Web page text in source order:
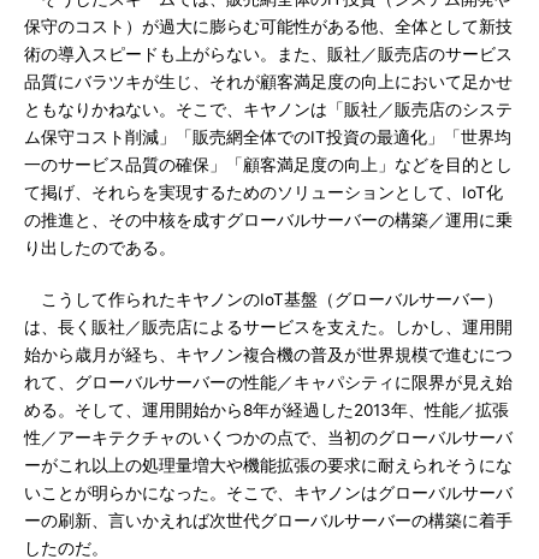
保守のコスト）が過大に膨らむ可能性がある他、全体として新技
術の導入スピードも上がらない。また、販社／販売店のサービス
品質にバラツキが生じ、それが顧客満足度の向上において足かせ
ともなりかねない。そこで、キヤノンは「販社／販売店のシステ
ム保守コスト削減」「販売網全体でのIT投資の最適化」「世界均
一のサービス品質の確保」「顧客満足度の向上」などを目的とし
て掲げ、それらを実現するためのソリューションとして、IoT化
の推進と、その中核を成すグローバルサーバーの構築／運用に乗
り出したのである。
こうして作られたキヤノンのIoT基盤（グローバルサーバー）
は、長く販社／販売店によるサービスを支えた。しかし、運用開
始から歳月が経ち、キヤノン複合機の普及が世界規模で進むにつ
れて、グローバルサーバーの性能／キャパシティに限界が見え始
める。そして、運用開始から8年が経過した2013年、性能／拡張
性／アーキテクチャのいくつかの点で、当初のグローバルサーバ
ーがこれ以上の処理量増大や機能拡張の要求に耐えられそうにな
いことが明らかになった。そこで、キヤノンはグローバルサーバ
ーの刷新、言いかえれば次世代グローバルサーバーの構築に着手
したのだ。